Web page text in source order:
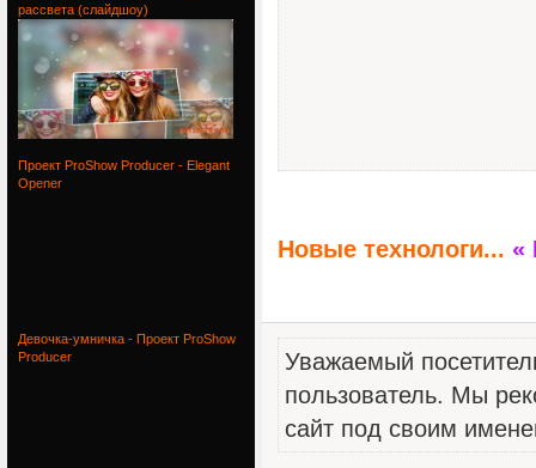
Новые технологи... «
Уважаемый
пользователь. Мы
сайт под своим
рассвета (слайдшоу)
Проект ProShow Producer - Elegant
Opener
Девочка-умничка - Проект ProShow
Producer